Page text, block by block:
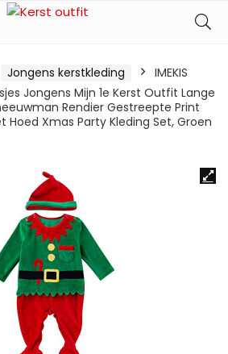
Jongens kerstkleding
IMEKIS
Jongens Mijn 1e Kerst Outfit Lange
Rendier Gestreepte Print
Xmas Party Kleding Set, Groen